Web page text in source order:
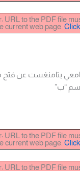
URL to the PDF file
current web page.
بتامنغست عن
“ب”
URL to the PDF file
current web page.
URL to the PDF file